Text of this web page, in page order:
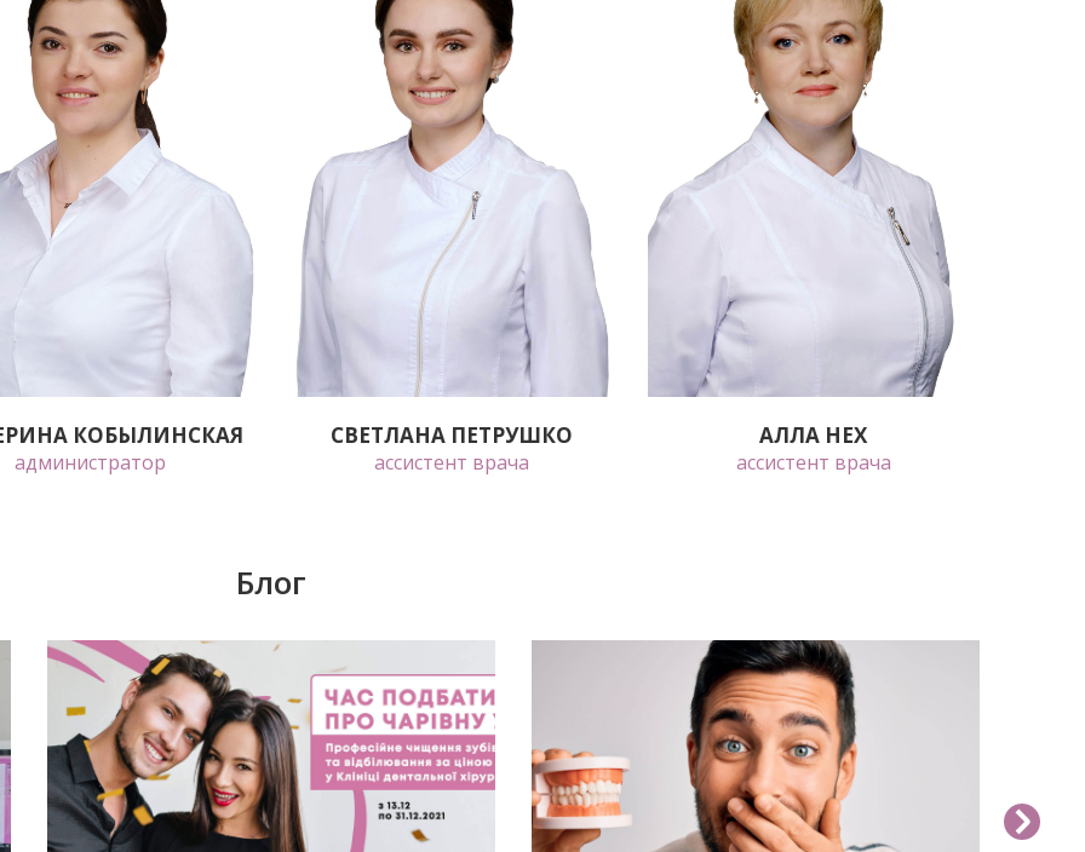
КОБЫЛИНСКАЯ
администратор
СВЕТЛАНА ПЕТРУШКО
ассистент врача
АЛЛА НЕХ
ассистент врача
Блог
Согласно данным из разных стран СНГ, у
каждого третьего человека в возрасте
старше 25 лет отсутствует хотя бы один
зуб. С возрастом эта статистика только
увеличивается. Все мы слышали: «Что
жить без одного или нескольких зубов
Об этом не принято говорить, но, к
сожалению, это не только медицинская
проблема, но и социальная.
Оказывается, 85% причин резкого
запаха изо рта находятся в полости рта
и только 15% из них — в полости носа